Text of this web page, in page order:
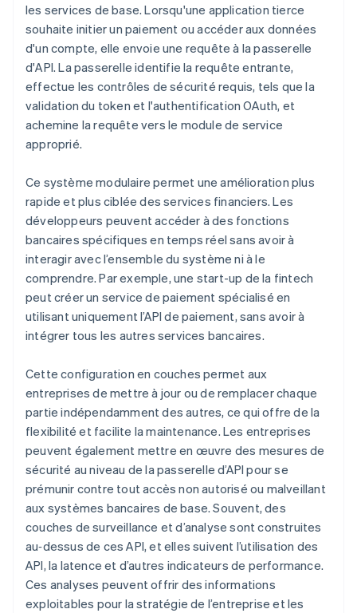
les services de base. Lorsqu'une application tierce
souhaite initier un paiement ou accéder aux données
d'un compte, elle envoie une requête à la passerelle
d'API. La passerelle identifie la requête entrante,
effectue les contrôles de sécurité requis, tels que la
validation du token et l'authentification OAuth, et
achemine la requête vers le module de service
approprié.
Ce système modulaire permet une amélioration plus
rapide et plus ciblée des services financiers. Les
développeurs peuvent accéder à des fonctions
bancaires spécifiques en temps réel sans avoir à
interagir avec l’ensemble du système ni à le
comprendre. Par exemple, une start-up de la fintech
peut créer un service de paiement spécialisé en
utilisant uniquement l’API de paiement, sans avoir à
intégrer tous les autres services bancaires.
Cette configuration en couches permet aux
entreprises de mettre à jour ou de remplacer chaque
partie indépendamment des autres, ce qui offre de la
flexibilité et facilite la maintenance. Les entreprises
peuvent également mettre en œuvre des mesures de
sécurité au niveau de la passerelle d’API pour se
prémunir contre tout accès non autorisé ou malveillant
aux systèmes bancaires de base. Souvent, des
couches de surveillance et d’analyse sont construites
au‑dessus de ces API, et elles suivent l’utilisation des
API, la latence et d’autres indicateurs de performance.
Ces analyses peuvent offrir des informations
exploitables pour la stratégie de l’entreprise et les